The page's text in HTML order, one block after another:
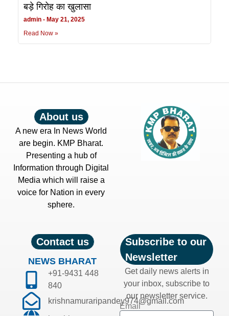
बड़े गिरोह का खुलासा
admin
May 21, 2025
Read Now »
About us
A new era In News World
are begin. KMP Bharat.
Presenting a hub of
Information through Digital
Media which will raise a
voice for Nation in every
sphere.
Contact us
NEWS BHARAT
+91-9431 448
840
krishnamuraripandey974@gmail.com
Subscribe to our
Newsletter
Get daily news alerts in
your inbox, subscribe to
our newsletter service.
Email